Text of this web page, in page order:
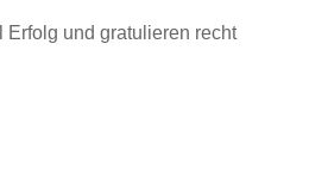
Erfolg und gratulieren recht